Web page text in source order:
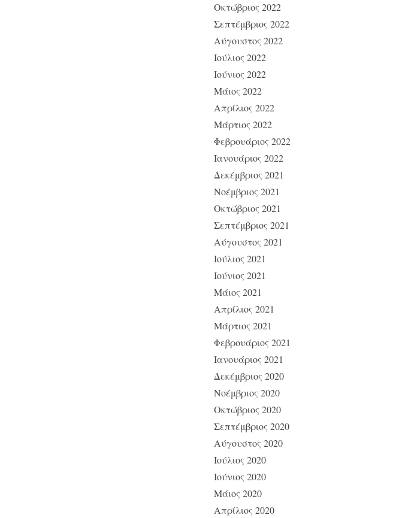
Οκτώβριος 2022
Σεπτέμβριος 2022
Αύγουστος 2022
Ιούλιος 2022
Ιούνιος 2022
Μάιος 2022
Απρίλιος 2022
Μάρτιος 2022
Φεβρουάριος 2022
Ιανουάριος 2022
Δεκέμβριος 2021
Νοέμβριος 2021
Οκτώβριος 2021
Σεπτέμβριος 2021
Αύγουστος 2021
Ιούλιος 2021
Ιούνιος 2021
Μάιος 2021
Απρίλιος 2021
Μάρτιος 2021
Φεβρουάριος 2021
Ιανουάριος 2021
Δεκέμβριος 2020
Νοέμβριος 2020
Οκτώβριος 2020
Σεπτέμβριος 2020
Αύγουστος 2020
Ιούλιος 2020
Ιούνιος 2020
Μάιος 2020
Απρίλιος 2020